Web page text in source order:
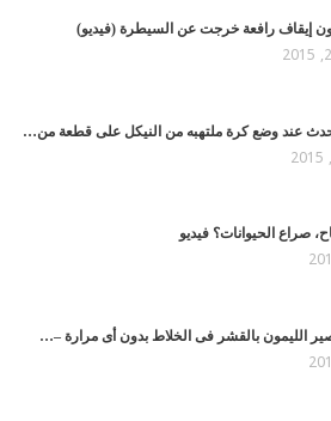
إيقاف رافعة خرجت عن السيطرة (فيديو)
عند وضع كرة ملتهبه من النيكل على قطعة من…
صراع الحيوانات؟ فيديو
الليمون بالقشر فى الخلاط بدون أى مرارة –…